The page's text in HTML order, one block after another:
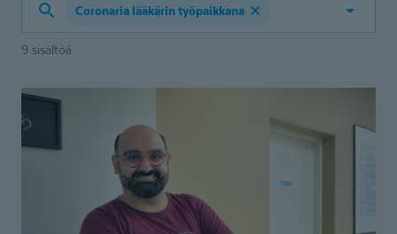
Valitse
Coronaria lääkärin työpaikkana
9 sisältöä
Hyvä
porukka